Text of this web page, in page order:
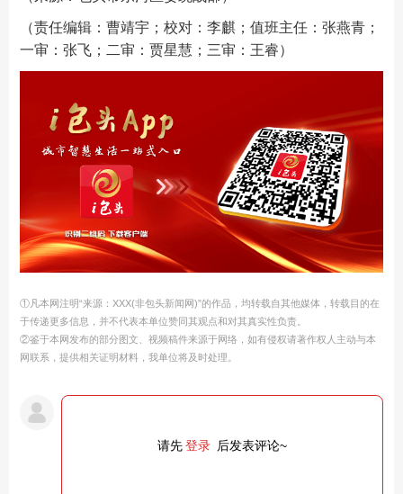
（责任编辑：曹靖宇；校对：李麒；值班主任：张燕青；
一审：张飞；二审：贾星慧；三审：王睿）
①凡本网注明“来源：XXX(非包头新闻网)”的作品，均转载自其他媒体，转载目的在
于传递更多信息，并不代表本单位赞同其观点和对其真实性负责。
②鉴于本网发布的部分图文、视频稿件来源于网络，如有侵权请著作权人主动与本
网联系，提供相关证明材料，我单位将及时处理。
请先登录 后发表评论~